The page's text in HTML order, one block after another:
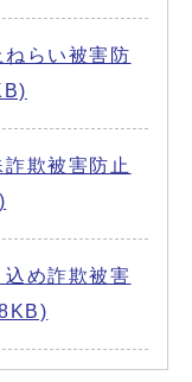
らい被害防
欺被害防止
め詐欺被害